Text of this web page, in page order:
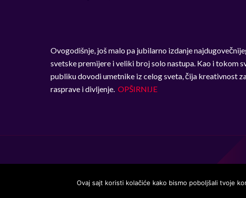
Ovogodišnje, još malo pa jubilarno izdanje
svetske premijere i veliki broj solo nastupa. Kao i tokom
publiku dovodi umetnike iz celog sveta, čija kreativnost
rasprave i divljenje. OPŠIRNIJE
Handmade in Serbia 15 years ago, while listening to the great
Ovaj sajt koristi kolačiće kako bismo poboljšali tvoje